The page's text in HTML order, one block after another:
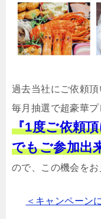
過去当社にご依頼頂
毎月抽選で超豪華プ
『1度ご依頼
でもご参加出
ので、この機会をお
＜キャンペーン